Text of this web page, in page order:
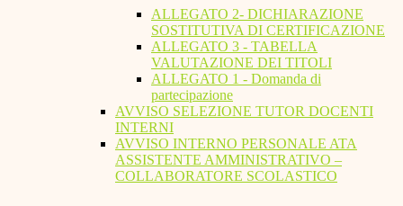
ALLEGATO 2- DICHIARAZIONE
SOSTITUTIVA DI CERTIFICAZIONE
ALLEGATO 3 - TABELLA
VALUTAZIONE DEI TITOLI
ALLEGATO 1 - Domanda di
partecipazione
AVVISO SELEZIONE TUTOR DOCENTI
INTERNI
AVVISO INTERNO PERSONALE ATA
ASSISTENTE AMMINISTRATIVO –
COLLABORATORE SCOLASTICO